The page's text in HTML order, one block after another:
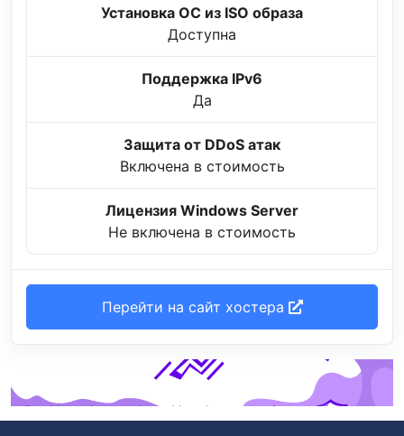
Установка ОС из ISO образа
Доступна
Поддержка IPv6
Да
Защита от DDoS атак
Включена в стоимость
Лицензия Windows Server
Не включена в стоимость
Перейти на сайт хостера